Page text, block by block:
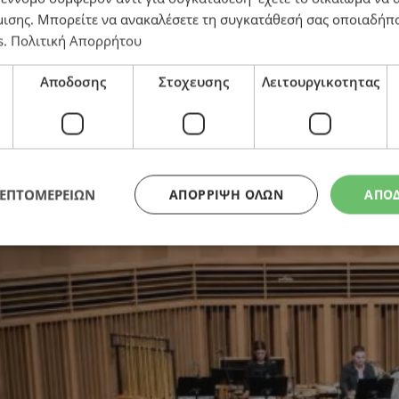
Κύπρου σε μια εορταστική βραδιά
. Μπορείτε να ανακαλέσετε τη συγκατάθεσή σας
. Πολιτική Απορρήτου
Αποδοσης Στοχευσης Λειτουργικοτητας
ΑΠΌΡΡΙΨΗ ΌΛΩΝ